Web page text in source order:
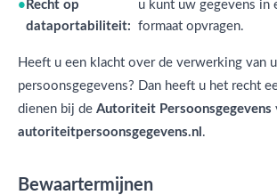
Recht op
dataportabiliteit:
u kunt uw gegevens in
formaat opvragen.
Heeft u een klacht over de verwerking van
persoonsgegevens? Dan heeft u het recht
dienen bij de Autoriteit Persoonsgegevens
autoriteitpersoonsgegevens.nl .
Bewaartermijnen